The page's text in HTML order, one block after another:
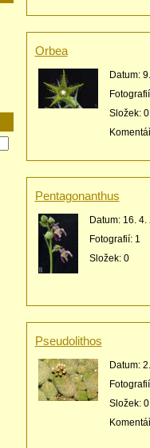
Orbea
Datum:
Složek: 0
Pentagonanthus
Datum: 16. 4.
Fotografií: 1
Složek: 0
Pseudolithos
Datum:
Složek: 0